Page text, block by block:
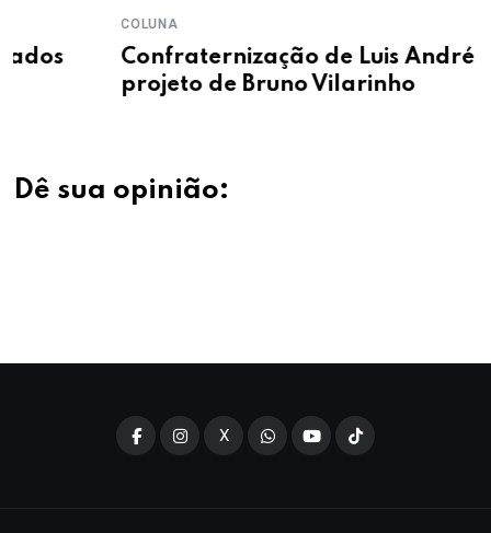
Confraternização de Luis André fortalece
projeto de Bruno Vilarinho
Dê sua opinião:
X